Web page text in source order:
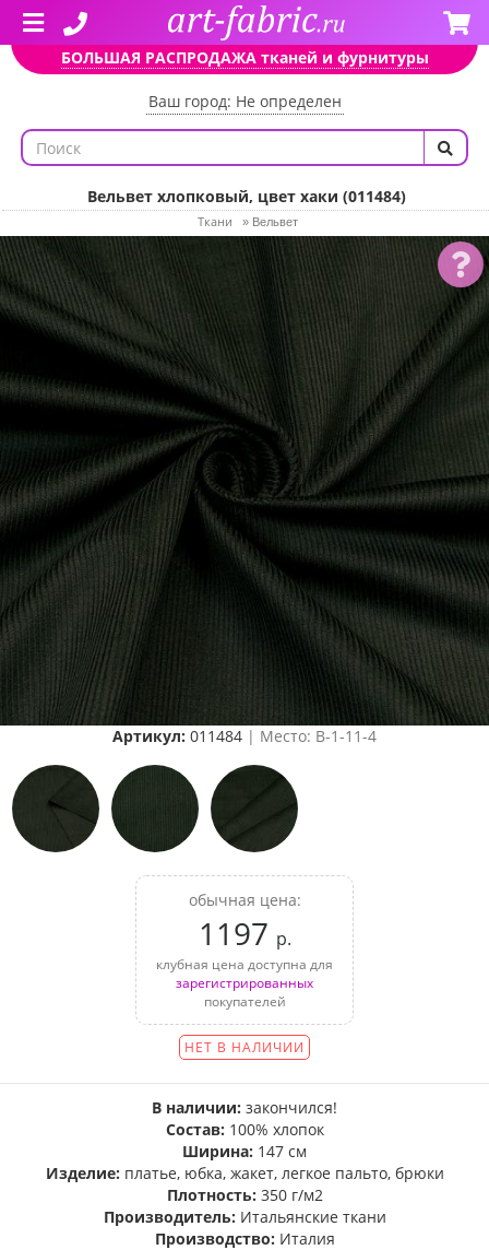
БОЛЬШАЯ РАСПРОДАЖА тканей и фурнитуры
Ваш город: Не определен
Вельвет хлопковый, цвет хаки (011484)
Ткани » Вельвет
Артикул: 011484 | Место: B-1-11-4
обычная цена:
1197 р.
клубная цена доступна для
зарегистрированных
покупателей
НЕТ В НАЛИЧИИ
В наличии: закончился!
Состав: 100% хлопок
Ширина: 147 см
Изделие: платье, юбка, жакет, легкое пальто, брюки
Плотность: 350 г/м2
Производитель: Итальянские ткани
Производство: Италия